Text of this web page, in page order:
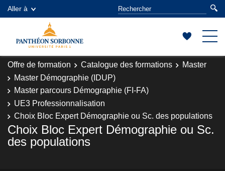
Aller à
Offre de formation Catalogue des formations
Master
Master Démographie (IDUP)
Master parcours Démographie (FI-FA)
UE3 Professionnalisation
Choix Bloc Expert Démographie ou Sc. des populations
Choix Bloc Expert Démographie ou Sc.
des populations